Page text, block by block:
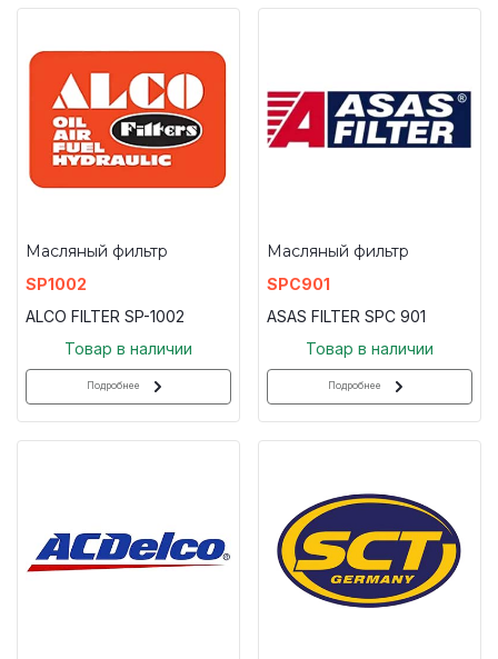
Масляный фильтр
SP1002
ALCO FILTER SP-1002
Товар в наличии
Подробнее
Масляный фильтр
SPC901
ASAS FILTER SPC 901
Товар в наличии
Подробнее